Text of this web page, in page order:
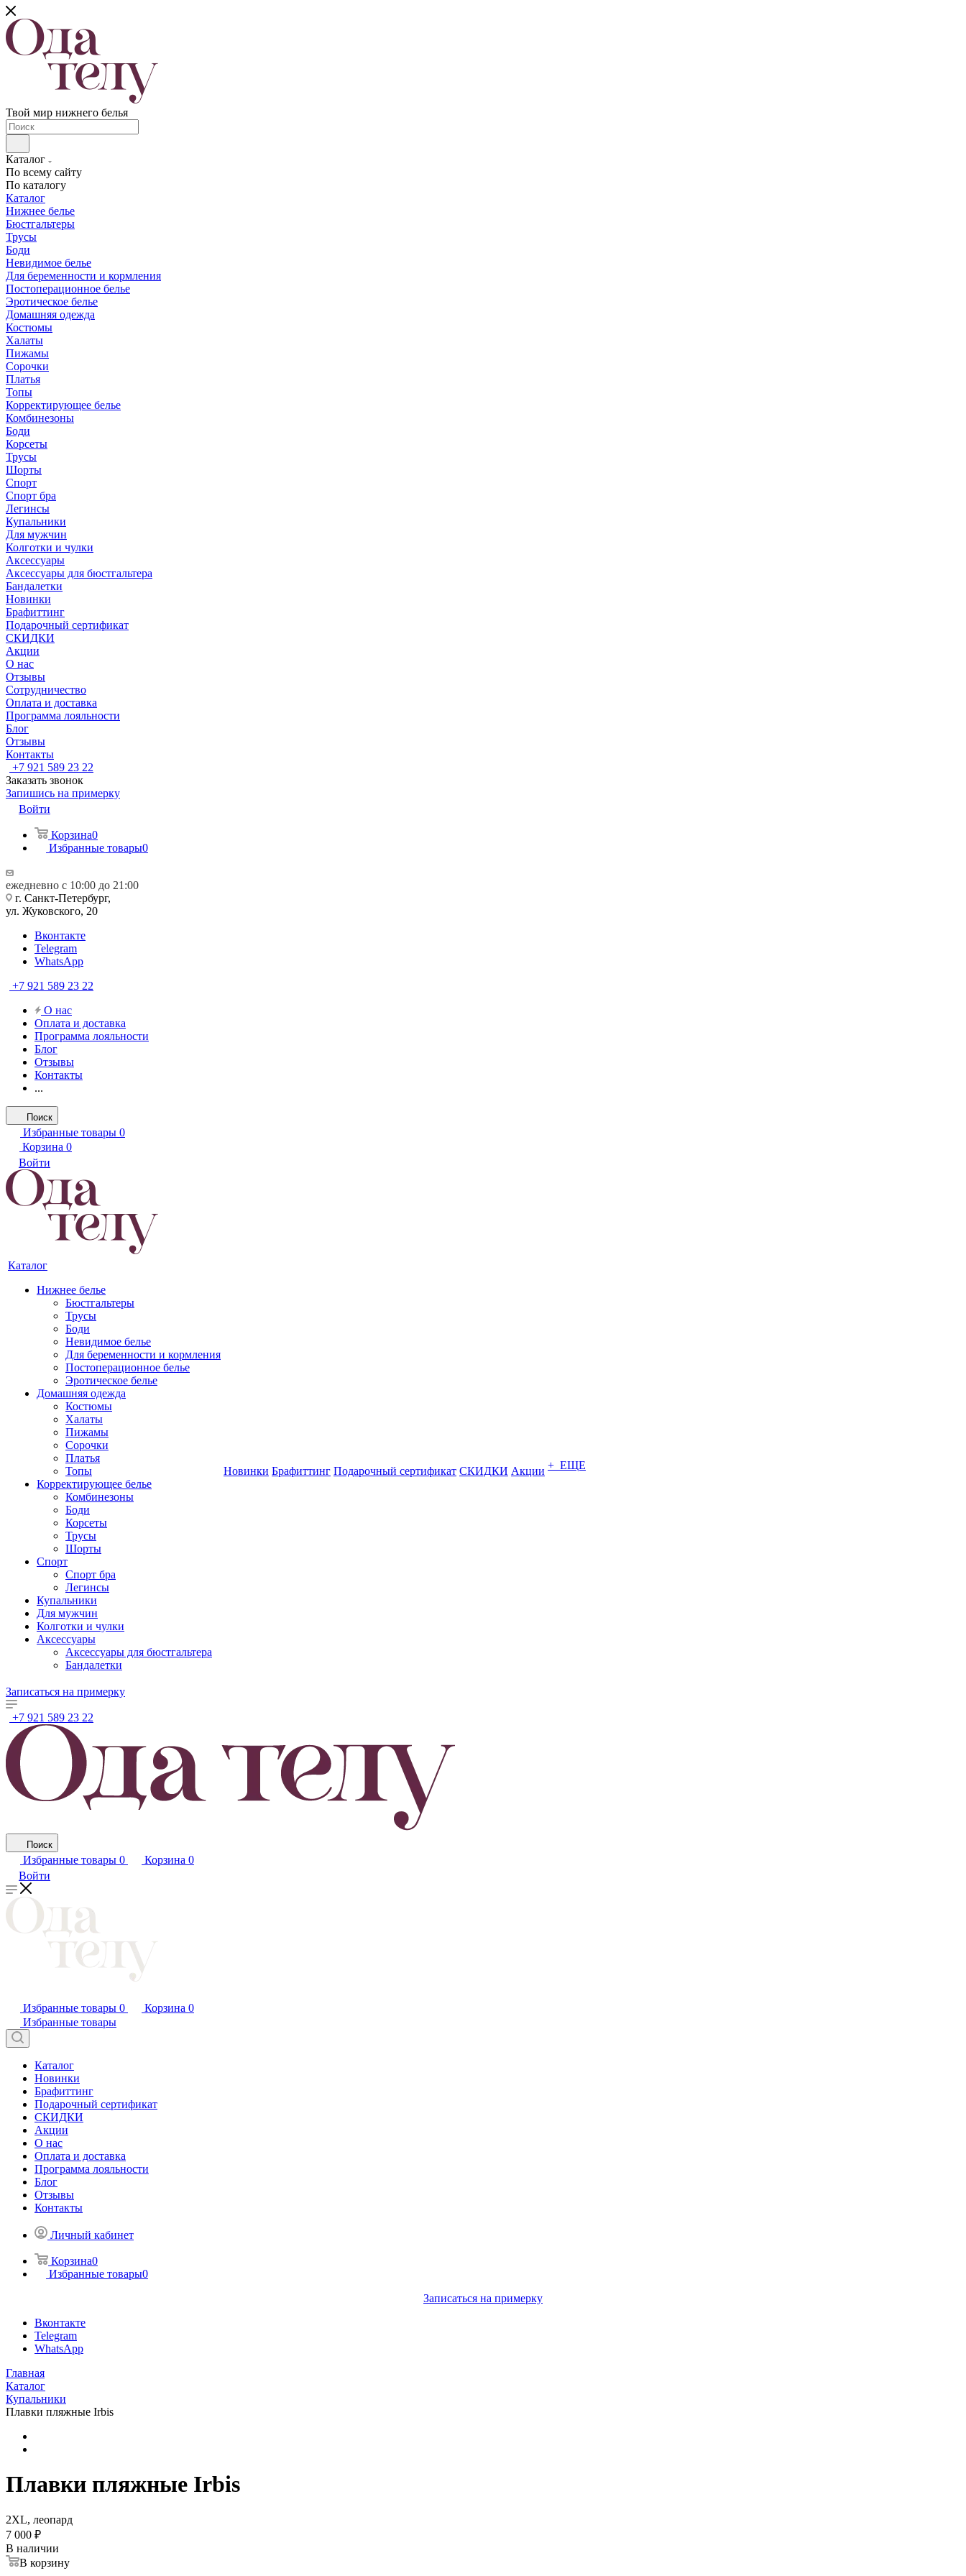
Твой мир нижнего белья
Каталог
По всему сайту
По каталогу
Каталог
Нижнее белье
Бюстгальтеры
Трусы
Боди
Невидимое белье
Для беременности и кормления
Постоперационное белье
Эротическое белье
Домашняя одежда
Костюмы
Халаты
Пижамы
Сорочки
Платья
Топы
Корректирующее белье
Комбинезоны
Боди
Корсеты
Трусы
Шорты
Спорт
Спорт бра
Легинсы
Купальники
Для мужчин
Колготки и чулки
Аксессуары
Аксессуары для бюстгальтера
Бандалетки
Новинки
Брафиттинг
Подарочный сертификат
СКИДКИ
Акции
О нас
Отзывы
Сотрудничество
Оплата и доставка
Программа лояльности
Блог
Отзывы
Контакты
+7 921 589 23 22
Заказать звонок
Запишись на примерку
Войти
Корзина0
Избранные товары0
ежедневно с 10:00 до 21:00
г. Санкт-Петербург,
ул. Жуковского, 20
Вконтакте
Telegram
WhatsApp
+7 921 589 23 22
О нас
Оплата и доставка
Программа лояльности
Блог
Отзывы
Контакты
...
Поиск
Избранные товары 0
Корзина 0
Войти
Каталог
Нижнее белье
Бюстгальтеры
Трусы
Боди
Невидимое белье
Для беременности и кормления
Постоперационное белье
Эротическое белье
Домашняя одежда
Костюмы
Халаты
Пижамы
Сорочки
Платья
Топы
Корректирующее белье
Комбинезоны
Боди
Корсеты
Трусы
Шорты
Спорт
Спорт бра
Легинсы
Купальники
Для мужчин
Колготки и чулки
Аксессуары
Аксессуары для бюстгальтера
Бандалетки
Новинки Брафиттинг Подарочный сертификат СКИДКИ Акции + ЕЩЕ
Записаться на примерку
+7 921 589 23 22
Поиск
Избранные товары 0 Корзина 0
Войти
Избранные товары 0 Корзина 0
Избранные товары
Каталог
Новинки
Брафиттинг
Подарочный сертификат
СКИДКИ
Акции
О нас
Оплата и доставка
Программа лояльности
Блог
Отзывы
Контакты
Личный кабинет
Корзина0
Избранные товары0
Записаться на примерку
Вконтакте
Telegram
WhatsApp
Главная
Каталог
Купальники
Плавки пляжные Irbis
Плавки пляжные Irbis
2XL, леопард
7 000 ₽
В наличии
В корзину